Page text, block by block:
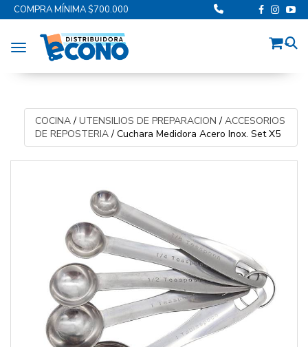
COMPRA MÍNIMA $700.000
Toggle navigation
COCINA/ UTENSILIOS DE PREPARACION / ACCESORIOS
DE REPOSTERIA / Cuchara Medidora Acero Inox. Set X5